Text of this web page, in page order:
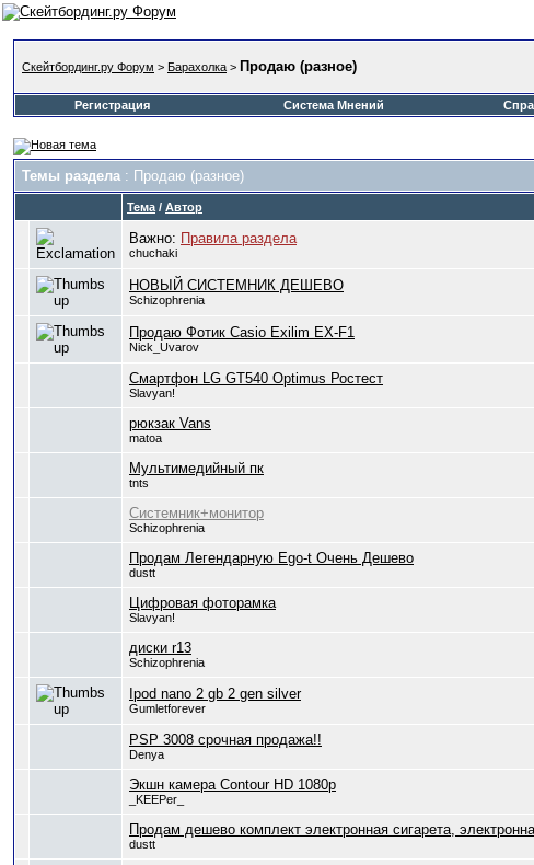
Скейтбординг.ру Форум > Барахолка > Продаю (разное)
Регистрация
Система Мнений
Темы раздела : Продаю (разное)
Тема / Автор
Важно: Правила раздела
chuchaki
НОВЫЙ СИСТЕМНИК ДЕШЕВО
Schizophrenia
Продаю Фотик Casio Exilim EX-F1
Nick_Uvarov
Смартфон LG GT540 Optimus Ростест
Slavyan!
рюкзак Vans
matoa
Мультимедийный пк
tnts
Системник+монитор
Schizophrenia
Продам Легендарную Ego-t Очень Дешево
dustt
Цифровая фоторамка
Slavyan!
диски r13
Schizophrenia
Ipod nano 2 gb 2 gen silver
Gumletforever
PSP 3008 срочная продажа!!
Denya
Экшн камера Contour HD 1080p
_KEEPer_
Продам дешево комплект электронная сигарета,
dustt